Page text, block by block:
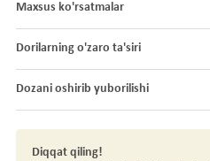
Maxsus ko'rsatmalar
Dorilarning o'zaro ta'siri
Dozani oshirib yuborilishi
Diqqat qiling!